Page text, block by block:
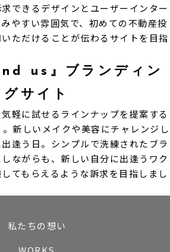
できるデザインとユーザーインター
やすい雰囲気で、初めての不動産投
ただけることが伝わるサイトを目指
us』ブランディン
グサイト
軽に試せるラインナップを提案する
新しいメイクや美容にチャレンジし
逢う日。シンプルで洗練されたブラ
ながらも、新しい自分に出逢うワク
てもらえるような訴求を目指しまし
私たちの想い